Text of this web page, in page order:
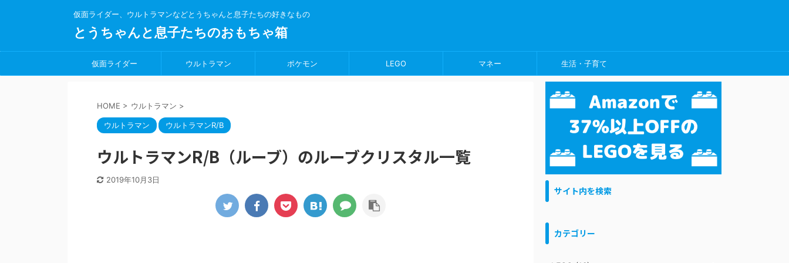
仮面ライダー、ウルトラマンなどとうちゃんと息子たちの好きなもの
とうちゃんと息子たちのおもちゃ箱
仮面ライダー ウルトラマン ポケモン LEGO マネー 生活・子育て
HOME > ウルトラマン >
ウルトラマン ウルトラマンR/B
ウルトラマンR/B（ルーブ）のルーブクリスタル一覧
2019年10月3日
サイト内を検索
カテゴリー